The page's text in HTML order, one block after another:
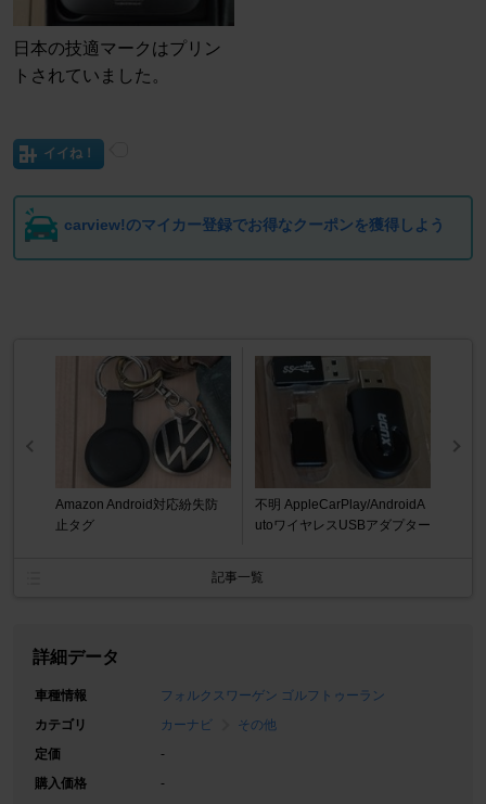
日本の技適マークはプリン
トされていました。
イイね！
carview!のマイカー登録でお得なクーポンを獲得しよう
Amazon Android対応紛失防
止タグ
不明 AppleCarPlay/AndroidA
utoワイヤレスUSBアダプター
記事一覧
詳細データ
車種情報
フォルクスワーゲン ゴルフトゥーラン
カテゴリ
カーナビ
その他
定価
-
購入価格
-